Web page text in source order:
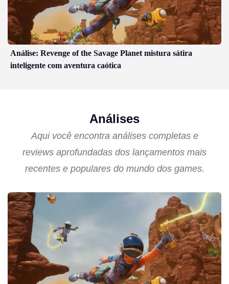
Análise: Revenge of the Savage Planet mistura sátira
inteligente com aventura caótica
Análises
Aqui você encontra análises completas e
reviews aprofundadas dos lançamentos mais
recentes e populares do mundo dos games.